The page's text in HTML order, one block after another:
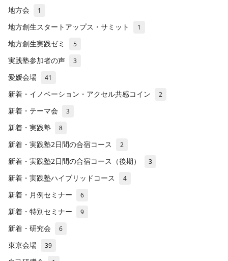
地方会 1
地方創生スタートアップス・サミット 1
地方創生実践ゼミ 5
実践塾参加者の声 3
愛媛会場 41
新着・イノベーション・アクセル共感コイン 2
新着・テーマ会 3
新着・実践塾 8
新着・実践塾2日間の合宿コース 2
新着・実践塾2日間の合宿コース（後期） 3
新着・実践塾ハイブリッドコース 4
新着・月例セミナー 6
新着・特別セミナー 9
新着・研究会 6
東京会場 39